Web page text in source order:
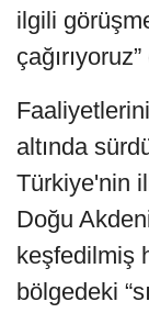
ilgili
altında
Türkiye'nin
Doğu
keşfedilmiş
bölgedeki